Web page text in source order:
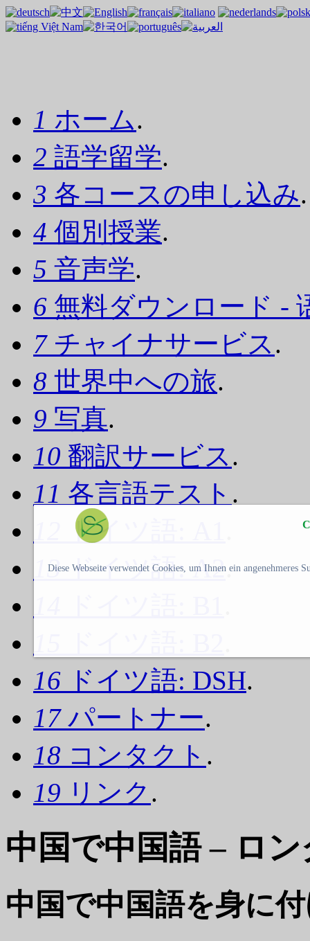
1 ホーム.
2 語学留学.
3 各コースの申し込み.
4 個別授業.
5 音声学.
6 無料ダウンロード -
7 チャイナサービス.
8 世界中への旅.
9 写真.
10 翻訳サービス.
11 各言語テスト .
ドイツ語: A1
13ドイツ語: A2.
16 ドイツ語: DSH.
17 パートナー.
18 コンタクト .
19 リンク .
Diese Webseite verwendet Cookies, um Ihnen ein angenehmeres
中国で中国語 – ロ
中国で中国語を身に